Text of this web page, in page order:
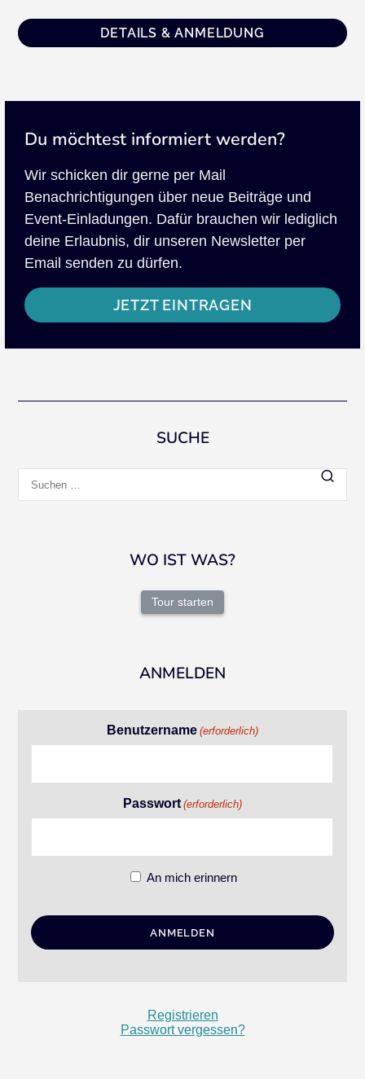
DETAILS & ANMELDUNG
Du möchtest informiert werden?
Wir schicken dir gerne per Mail
Benachrichtigungen über neue Beiträge und
Event-Einladungen. Dafür brauchen wir lediglich
deine Erlaubnis, dir unseren Newsletter per
Email senden zu dürfen.
JETZT EINTRAGEN
SUCHE
nach:
WO IST WAS?
Tour starten
ANMELDEN
Benutzername (erforderlich)
Passwort (erforderlich)
An mich erinnern
Registrieren
Passwort vergessen?